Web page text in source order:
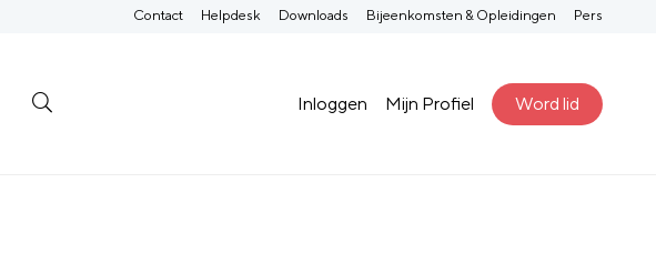
Inloggen Mijn Profiel Word lid
Contact Helpdesk Downloads Bijeenkomsten & Opleidingen Pers